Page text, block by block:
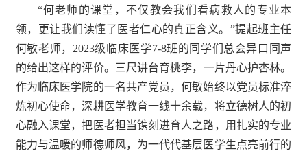
“何老师的课堂，不仅教会我们看病救人的专业本
领，更让我们读懂了医者仁心的真正含义。”提起班主任
何敏老师， 2023级临床医学7-8班的同学们 总会异口同声
的给出这样的评价。三尺讲台育桃李，一片丹心护杏林。
作为临床医学院的一名共产党员，何敏始终以党员标准淬
炼初心使命，深耕医学教育一线十余载，将立德树人的初
心融入课堂，把医者担当镌刻进育人之路，用扎实的专业
能力与温暖的师德师风，为一代代基层医学生点亮前行的